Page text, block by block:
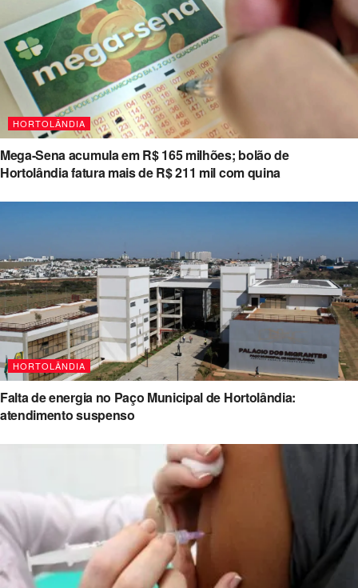
HORTOLÂNDIA
Mega-Sena acumula em R$ 165 milhões; bolão de
Hortolândia fatura mais de R$ 211 mil com quina
HORTOLÂNDIA
Falta de energia no Paço Municipal de Hortolândia:
atendimento suspenso